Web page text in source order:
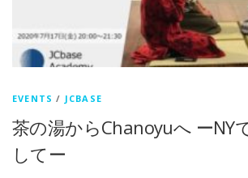
EVENTS / JCBASE
茶の湯からChanoyuへ ーNY
してー